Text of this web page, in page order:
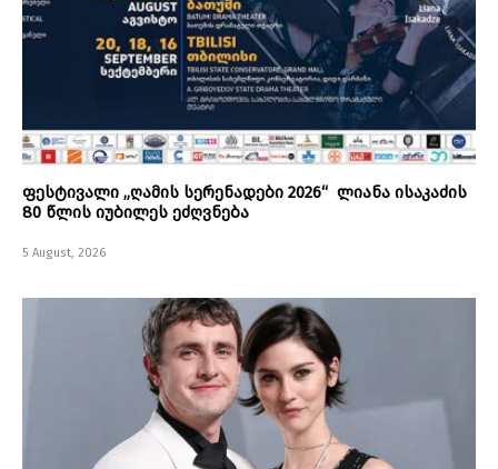
ფესტივალი „ღამის სერენადები 2026“ ლიანა ისაკაძის
80 წლის იუბილეს ეძღვნება
5 August, 2026